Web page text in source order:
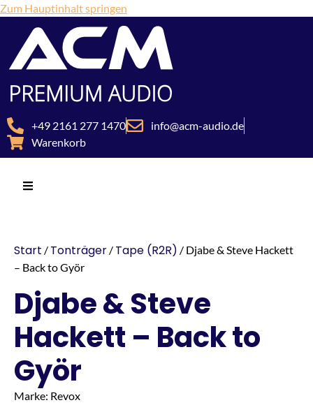
Zum Hauptinhalt springen
+49 2161 277 1470
info@acm-audio.de
Warenkorb
Start / Tonträger / Tape (R2R) / Djabe & Steve Hackett
– Back to Györ
Djabe & Steve
Hackett – Back to
Györ
Marke: Revox